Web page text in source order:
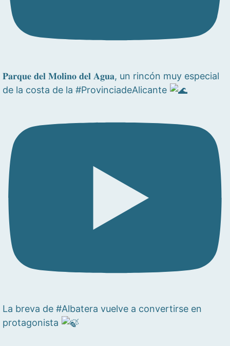
𝐏𝐚𝐫𝐪𝐮𝐞 𝐝𝐞𝐥 𝐌𝐨𝐥𝐢𝐧𝐨 𝐝𝐞𝐥 𝐀𝐠𝐮𝐚, un rincón muy especial
de la costa de la #ProvinciadeAlicante
La breva de #Albatera vuelve a convertirse en
protagonista